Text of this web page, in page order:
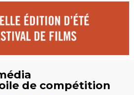
de compétition